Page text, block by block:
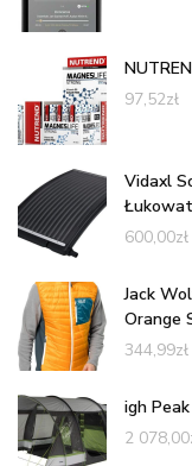
97,52zł
Vidaxl
600,00zł
Jack
Orange
344,99zł
igh
2 078,00